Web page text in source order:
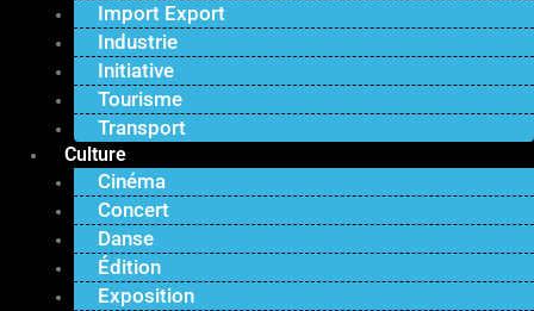
Import Export
Industrie
Initiative
Tourisme
Transport
Culture
Cinéma
Concert
Danse
Édition
Exposition